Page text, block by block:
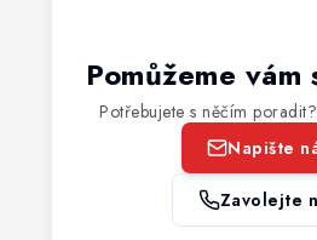
Pomůžeme
Potřebujete s něčím
Napište
Zavolejte